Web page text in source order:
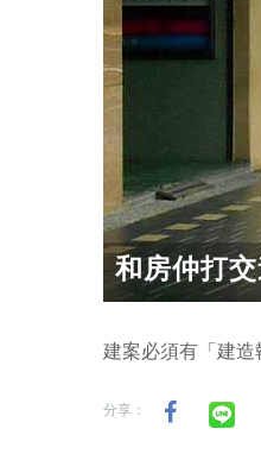
和房仲打
建案必須有「建
分享：